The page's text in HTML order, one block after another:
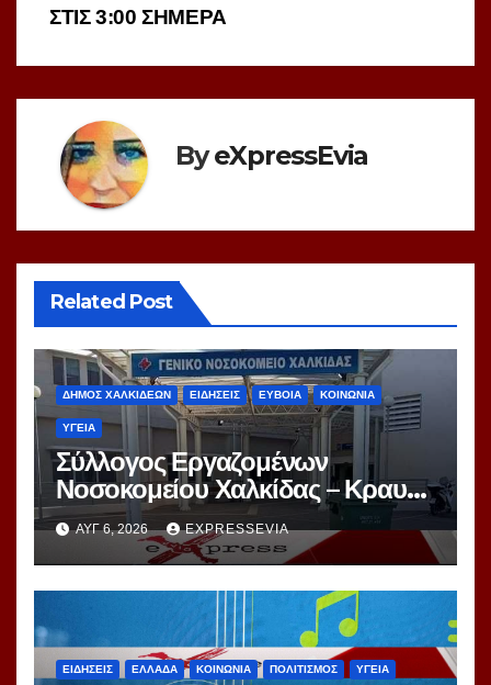
ΣΤΙΣ 3:00 ΣΗΜΕΡΑ
ByeXpressEvia
Related Post
ΔΗΜΟΣ ΧΑΛΚΙΔΕΩΝ ΕΙΔΗΣΕΙΣ ΕΥΒΟΙΑ ΚΟΙΝΩΝΙΑ
ΥΓΕΙΑ
Σύλλογος Εργαζομένων
Νοσοκομείου Χαλκίδας – Κραυγή
Αγωνίας
ΑΥΓ 6, 2026 EXPRESSEVIA
ΕΙΔΗΣΕΙΣ ΕΛΛΑΔΑ ΚΟΙΝΩΝΙΑ ΠΟΛΙΤΙΣΜΟΣ ΥΓΕΙΑ